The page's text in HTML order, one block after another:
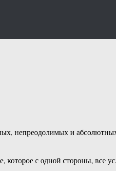
непреодолимых и
которое с одной стороны, все